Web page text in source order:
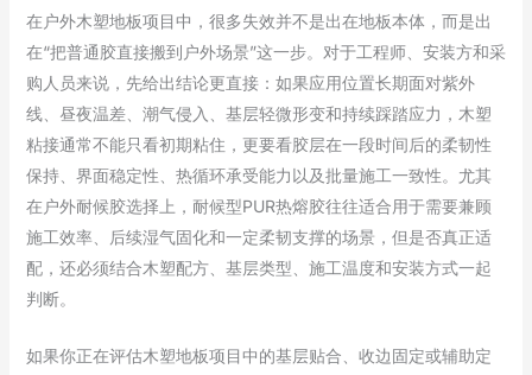
在户外木塑地板项目中，很多失效并不是出在地板本体，而是出
在“把普通胶直接搬到户外场景”这一步。对于工程师、安装方和采
购人员来说，先给出结论更直接：如果应用位置长期面对紫外
线、昼夜温差、潮气侵入、基层轻微形变和持续踩踏应力，木塑
粘接通常不能只看初期粘住，更要看胶层在一段时间后的柔韧性
保持、界面稳定性、热循环承受能力以及批量施工一致性。尤其
在户外耐候胶选择上，耐候型PUR热熔胶往往适合用于需要兼顾
施工效率、后续湿气固化和一定柔韧支撑的场景，但是否真正适
配，还必须结合木塑配方、基层类型、施工温度和安装方式一起
判断。
如果你正在评估木塑地板项目中的基层贴合、收边固定或辅助定